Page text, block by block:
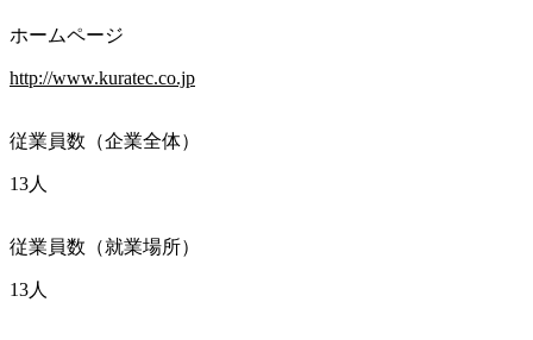
ホームページ
http://www.kuratec.co.jp
従業員数（企業全体）
13人
従業員数（就業場所）
13人